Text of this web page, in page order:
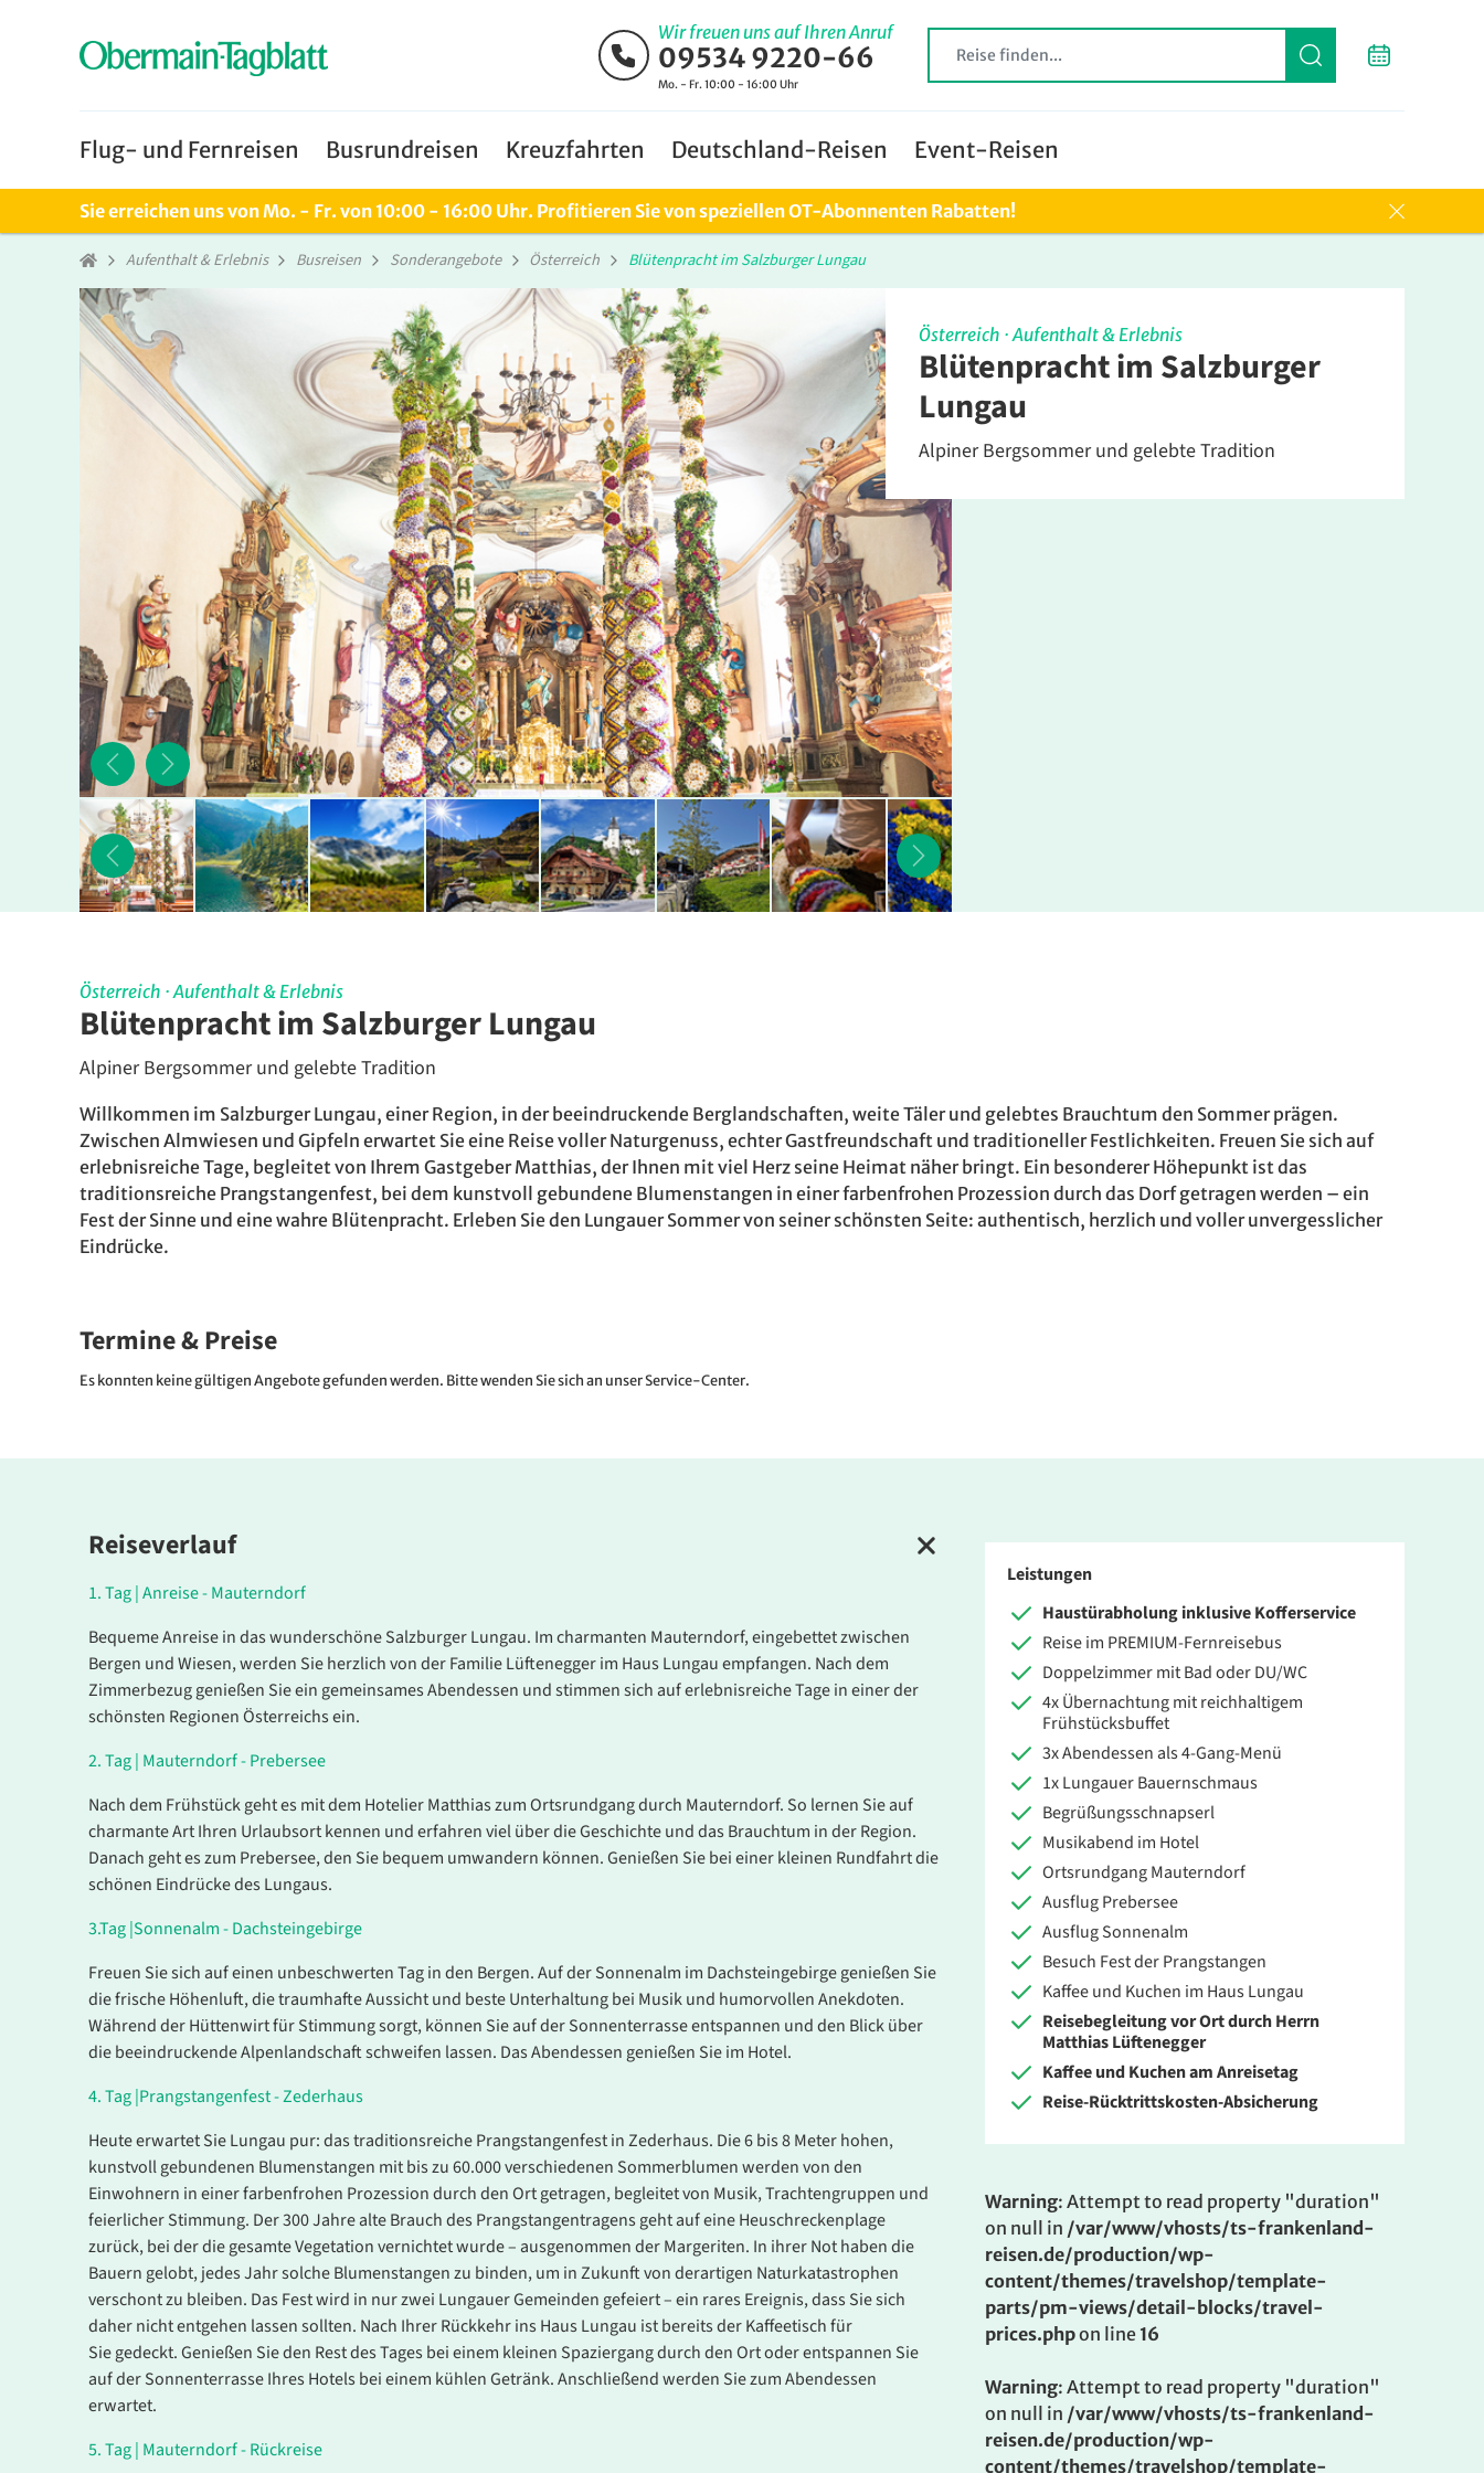
Wir freuen uns auf Ihren Anruf
09534 9220-66
Mo. - Fr. 10:00 - 16:00 Uhr
Flug- und Fernreisen Busrundreisen Kreuzfahrten Deutschland-Reisen Event-Reisen
Sie erreichen uns von Mo. - Fr. von 10:00 - 16:00 Uhr. Profitieren Sie von speziellen OT-Abonnenten Rabatten!
Aufenthalt & Erlebnis Busreisen Sonderangebote Österreich Blütenpracht im Salzburger Lungau
Österreich · Aufenthalt & Erlebnis
Blütenpracht im Salzburger
Lungau
Alpiner Bergsommer und gelebte Tradition
Es konnten keine gültigen Angebote gefunden werden. Bitte wenden Sie sich an unser Service-Center.
Österreich ·Aufenthalt & Erlebnis
Blütenpracht im Salzburger Lungau
Alpiner Bergsommer und gelebte Tradition
Willkommen im Salzburger Lungau, einer Region, in der beeindruckende Berglandschaften, weite Täler und gelebtes Brauchtum den Sommer prägen.
Zwischen Almwiesen und Gipfeln erwartet Sie eine Reise voller Naturgenuss, echter Gastfreundschaft und traditioneller Festlichkeiten. Freuen Sie sich auf
erlebnisreiche Tage, begleitet von Ihrem Gastgeber Matthias, der Ihnen mit viel Herz seine Heimat näher bringt. Ein besonderer Höhepunkt ist das
traditionsreiche Prangstangenfest, bei dem kunstvoll gebundene Blumenstangen in einer farbenfrohen Prozession durch das Dorf getragen werden – ein
Fest der Sinne und eine wahre Blütenpracht. Erleben Sie den Lungauer Sommer von seiner schönsten Seite: authentisch, herzlich und voller unvergesslicher
Eindrücke.
Termine & Preise
Es konnten keine gültigen Angebote gefunden werden. Bitte wenden Sie sich an unser Service-Center.
Reiseverlauf
1.Tag |Anreise - Mauterndorf
Bequeme Anreise in das wunderschöne Salzburger Lungau. Im charmanten Mauterndorf, eingebettet zwischen
Bergen und Wiesen, werden Sie herzlich von der Familie Lüftenegger im Haus Lungau empfangen. Nach dem
Zimmerbezug genießen Sie ein gemeinsames Abendessen und stimmen sich auf erlebnisreiche Tage in einer der
schönsten Regionen Österreichs ein.
2.Tag | Mauterndorf - Prebersee
Nach dem Frühstück geht es mit dem Hotelier Matthias zum Ortsrundgang durch Mauterndorf. So lernen Sie auf
charmante Art Ihren Urlaubsort kennen und erfahren viel über die Geschichte und das Brauchtum in der Region.
Danach geht es zum Prebersee, den Sie bequem umwandern können. Genießen Sie bei einer kleinen Rundfahrt die
schönen Eindrücke des Lungaus.
3.Tag |Sonnenalm - Dachsteingebirge
Freuen Sie sich auf einen unbeschwerten Tag in den Bergen. Auf der Sonnenalm im Dachsteingebirge genießen Sie
die frische Höhenluft, die traumhafte Aussicht und beste Unterhaltung bei Musik und humorvollen Anekdoten.
Während der Hüttenwirt für Stimmung sorgt, können Sie auf der Sonnenterrasse entspannen und den Blick über
die beeindruckende Alpenlandschaft schweifen lassen. Das Abendessen genießen Sie im Hotel.
4.Tag |Prangstangenfest - Zederhaus
Heute erwartet Sie Lungau pur: das traditionsreiche Prangstangenfest in Zederhaus. Die 6 bis 8 Meter hohen,
kunstvoll gebundenen Blumenstangen mit bis zu 60.000 verschiedenen Sommerblumen werden von den
Einwohnern in einer farbenfrohen Prozession durch den Ort getragen, begleitet von Musik, Trachtengruppen und
feierlicher Stimmung. Der 300 Jahre alte Brauch des Prangstangentragens geht auf eine Heuschreckenplage
zurück, bei der die gesamte Vegetation vernichtet wurde – ausgenommen der Margeriten. In ihrer Not haben die
Bauern gelobt, jedes Jahr solche Blumenstangen zu binden, um in Zukunft von derartigen Naturkatastrophen
verschont zu bleiben. Das Fest wird in nur zwei Lungauer Gemeinden gefeiert – ein rares Ereignis, dass Sie sich
daher nicht entgehen lassen sollten. Nach Ihrer Rückkehr ins Haus Lungau ist bereits der Kaffeetisch für
Sie gedeckt. Genießen Sie den Rest des Tages bei einem kleinen Spaziergang durch den Ort oder entspannen Sie
auf der Sonnenterrasse Ihres Hotels bei einem kühlen Getränk. Anschließend werden Sie zum Abendessen
erwartet.
5.Tag | Mauterndorf - Rückreise
Leistungen
Haustürabholung inklusive Kofferservice
Reise im PREMIUM-Fernreisebus
Doppelzimmer mit Bad oder DU/WC
4x Übernachtung mit reichhaltigem
Frühstücksbuffet
3x Abendessen als 4-Gang-Menü
1x Lungauer Bauernschmaus
Begrüßungsschnapserl
Musikabend im Hotel
Ortsrundgang Mauterndorf
Ausflug Prebersee
Ausflug Sonnenalm
Besuch Fest der Prangstangen
Kaffee und Kuchen im Haus Lungau
Reisebegleitung vor Ort durch Herrn
Matthias Lüftenegger
Kaffee und Kuchen am Anreisetag
Reise-Rücktrittskosten-Absicherung
Warning: Attempt to read property "duration"
on null in /var/www/vhosts/ts-frankenland-
reisen.de/production/wp-
content/themes/travelshop/template-
parts/pm-views/detail-blocks/travel-
prices.phpon line 16
Warning: Attempt to read property "duration"
on null in /var/www/vhosts/ts-frankenland-
reisen.de/production/wp-
content/themes/travelshop/template-